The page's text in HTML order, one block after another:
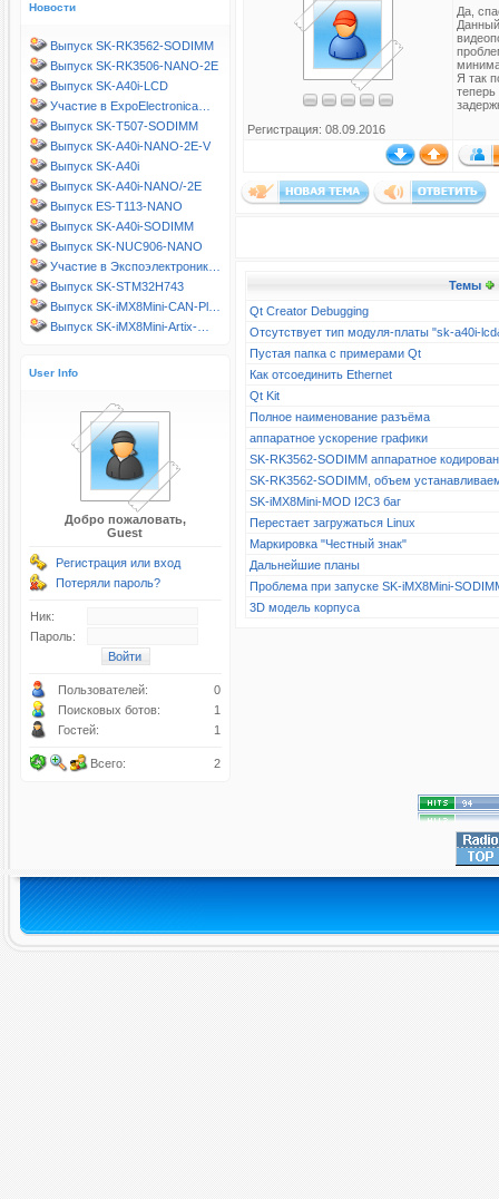
Новости
Выпуск SK-RK3562-SODIMM
Выпуск SK-RK3506-NANO-2E
Выпуск SK-A40i-LCD
Участие в ExpoElectronica…
Выпуск SK-T507-SODIMM
Выпуск SK-A40i-NANO-2E-V
Выпуск SK-A40i
Выпуск SK-A40i-NANO/-2E
Выпуск ES-T113-NANO
Выпуск SK-A40i-SODIMM
Выпуск SK-NUC906-NANO
Участие в Экспоэлектроник…
Выпуск SK-STM32H743
Выпуск SK-iMX8Mini-CAN-Pl…
Выпуск SK-iMX8Mini-Artix-…
User Info
Добро пожаловать,
Guest
Регистрация или вход
Потеряли пароль?
Ник:
Пароль:
Пользователей:
0
Поисковых ботов:
1
Гостей:
1
Всего: 2
Регистрация: 08.09.2016
Да,
Я так
Темы
Qt Creator Debugging
Отсутствует тип модуля-платы "sk-a40i-
Пустая папка с примерами Qt
Как отсоединить Ethernet
Qt Kit
Полное наименование разъёма
аппаратное ускорение графики
SK-RK3562-SODIMM аппаратное
SK-RK3562-SODIMM, объем
SK-iMX8Mini-MOD I2C3 баг
Перестает загружаться Linux
Маркировка "Честный знак"
Дальнейшие планы
Проблема при запуске SK-iMX8Mini-
3D модель корпуса